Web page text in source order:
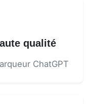
qualité
ChatGPT